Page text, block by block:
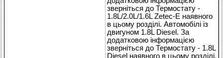
зверніться до Термостату -
1.8L/2.0L/1.6L Zetec-E наявного
в цьому розділі. Автомобілі із
двигуном 1.8L Diesel. За
додатковою інформацією
зверніться до Термостату - 1.8L
Diesel наявного в цьому розділі.